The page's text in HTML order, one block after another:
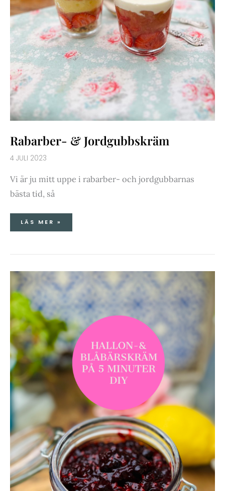
Rabarber- & Jordgubbskräm
4 JULI 2023
Vi är ju mitt uppe i rabarber- och jordgubbarnas
bästa tid, så
LÄS MER »
BLÅBÄRSKRÄM
MED
GRÄDDMJÖLK